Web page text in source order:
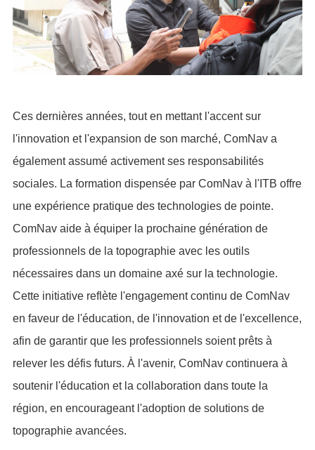
Ces dernières années, tout en mettant l'accent sur
l'innovation et l'expansion de son marché, ComNav a
également assumé activement ses responsabilités
sociales. La formation dispensée par ComNav à l'ITB offre
une expérience pratique des technologies de pointe.
ComNav aide à équiper la prochaine génération de
professionnels de la topographie avec les outils
nécessaires dans un domaine axé sur la technologie.
Cette initiative reflète l'engagement continu de ComNav
en faveur de l'éducation, de l'innovation et de l'excellence,
afin de garantir que les professionnels soient prêts à
relever les défis futurs. À l'avenir, ComNav continuera à
soutenir l'éducation et la collaboration dans toute la
région, en encourageant l'adoption de solutions de
topographie avancées.